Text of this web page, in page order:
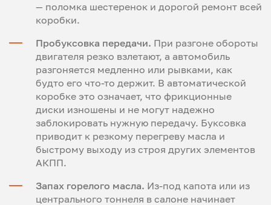
— поломка шестеренок и дорогой ремонт всей
коробки.
Пробуксовка передачи. При разгоне обороты
двигателя резко взлетают, а автомобиль
разгоняется медленно или рывками, как
будто его что-то держит. В автоматической
коробке это означает, что фрикционные
диски изношены и не могут надежно
заблокировать нужную передачу. Буксовка
приводит к резкому перегреву масла и
быстрому выходу из строя других элементов
АКПП.
Запах горелого масла. Из-под капота или из
центрального тоннеля в салоне начинает